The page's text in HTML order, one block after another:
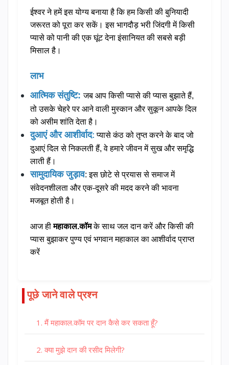
ईश्वर ने हमें इस योग्य बनाया है कि हम किसी की बुनियादी
जरूरत को पूरा कर सकें। इस भागदौड़ भरी जिंदगी में किसी
प्यासे को पानी की एक घूंट देना इंसानियत की सबसे बड़ी
मिसाल है।
लाभ
आत्मिक संतुष्टि:जब आप किसी प्यासे की प्यास बुझाते हैं,
तो उसके चेहरे पर आने वाली मुस्कान और सुकून आपके दिल
को असीम शांति देता है।
दुआएं और आशीर्वाद: प्यासे कंठ को तृप्त करने के बाद जो
दुआएं दिल से निकलती हैं, वे हमारे जीवन में सुख और समृद्धि
लाती हैं।
सामुदायिक जुड़ाव: इस छोटे से प्रयास से समाज में
संवेदनशीलता और एक-दूसरे की मदद करने की भावना
मजबूत होती है।
आज हीमहाकाल.कॉमके साथ जल दान करें और किसी की
प्यास बुझाकर पुण्य एवं भगवान महाकाल का आशीर्वाद प्राप्त
करें
पूछे जाने वाले प्रश्न
1. मैं महाकाल.कॉम पर दान कैसे कर सकता हूँ?
2. क्या मुझे दान की रसीद मिलेगी?